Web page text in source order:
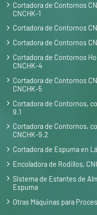
Cortadora de Contornos
CNCHK-1
Cortadora de Contornos
Cortadora de Contornos
Cortadora de Contornos
CNCHK-4
Cortadora de Contornos
CNCHK-5
Cortadora de Contornos,
9.1
Cortadora de Contornos,
CNCHK-9.2
Cortadora de Espuma en
Encoladora de Rodillos,
Sistema de Estantes de
Espuma
Otras Máquinas para